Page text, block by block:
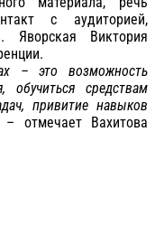
с аудиторией,
Яворская Виктория
– это возможность
обучиться средствам
привитие навыков
– отмечает Вахитова